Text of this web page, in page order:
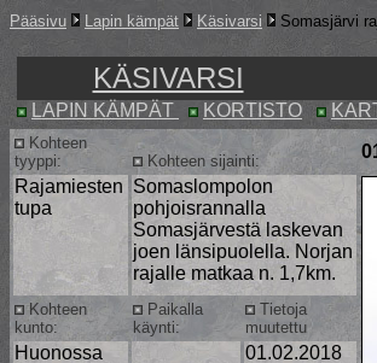
Pääsivu Lapin kämpät Käsivarsi Somasjärvi
KÄSIVARSI
LAPIN KÄMPÄT KORTISTO
Kohteen
tyyppi:
Kohteen sijainti:
Rajamiesten
tupa
Somaslompolon
pohjoisrannalla
Somasjärvestä laskevan
joen länsipuolella. Norjan
rajalle matkaa n. 1,7km.
Kohteen
kunto:
Paikalla
käynti:
Tietoja
muutettu
Huonossa
01.02.2018